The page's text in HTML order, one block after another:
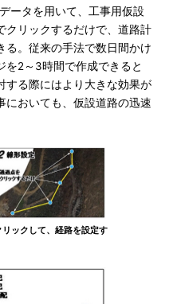
ータを用いて、工事用仮設
クリックするだけで、道路計
る。従来の手法で数日間かけ
を2～3時間で作成できると
する際にはより大きな効果が
においても、仮設道路の迅速
ックして、経路を設定す